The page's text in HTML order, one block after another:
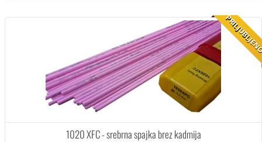
1020 XFC - srebrna spajka brez kadmija